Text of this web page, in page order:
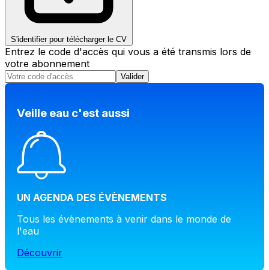
S'identifier pour télécharger le CV
Entrez le code d'accès qui vous a été transmis lors de
votre abonnement
Valider
Veille eau c'est aussi
UN AGENDA DES ÉVÈNEMENTS
Tous les évènements à venir dans le monde de
l'eau
Découvrir